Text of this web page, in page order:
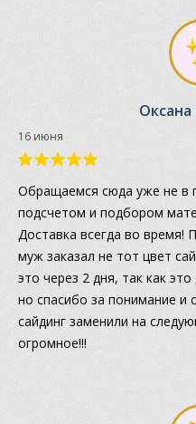
Оксана
16 июня
Обращаемся сюда уже не в
подсчетом и подбором
Доставка всегда во время!
муж заказал не тот цвет
это через 2 дня, так как
но спасибо за понимание и
сайдинг заменили на
огромное!!!